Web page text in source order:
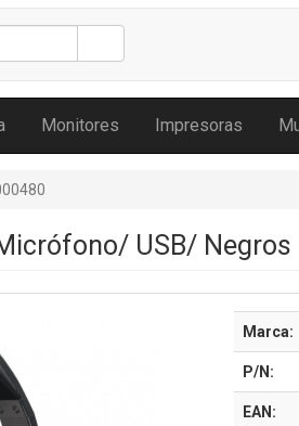
Monitores Impresoras
USB/ Negros
Marca:
P/N:
EAN: